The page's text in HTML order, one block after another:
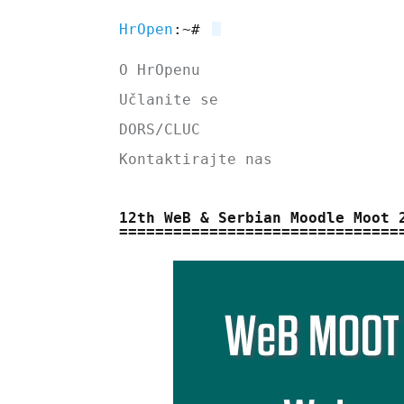
HrOpen :~#
O HrOpenu
Učlanite se
DORS/CLUC
Kontaktirajte nas
12th WeB & Serbian Moodle Moot